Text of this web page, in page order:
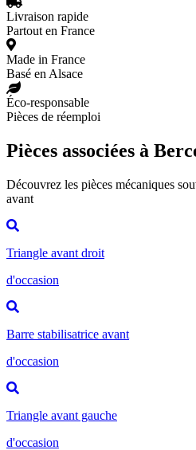
Livraison rapide
Partout en France
Made in France
Basé en Alsace
Éco-responsable
Pièces de réemploi
Pièces associées à
Découvrez les pièces mécaniques
avant
Triangle avant droit
d'occasion
Barre stabilisatrice avant
d'occasion
Triangle avant gauche
d'occasion